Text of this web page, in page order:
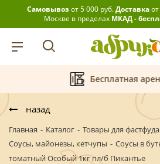
Самовывозот 5 000 руб.Доставка
Москве в пределах МКАД -
на САМОВЫВОЗ
назад
Главная - Каталог - Товары для фастфуда
Соусы, майонезы, кетчупы - Соусы в
томатный Особый 1кг пл/б Пикантье